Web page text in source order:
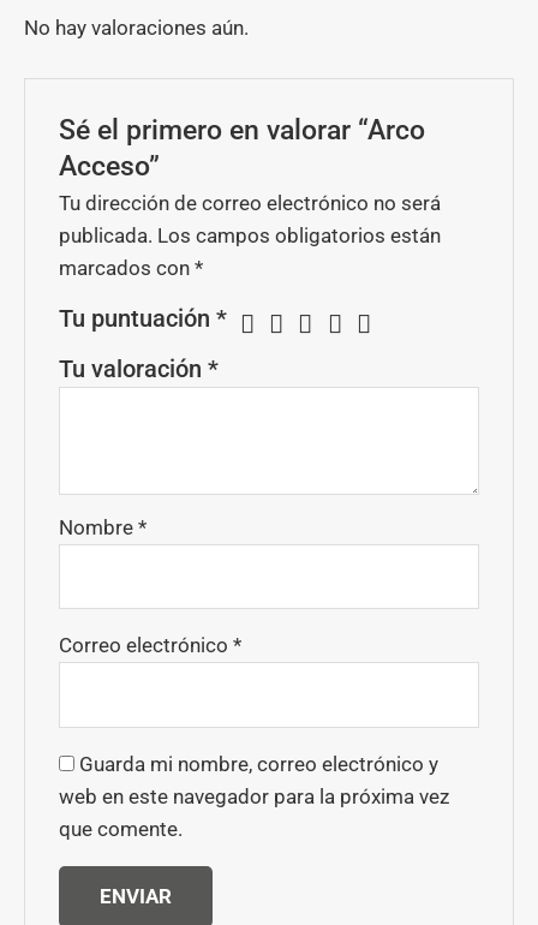
No hay valoraciones aún.
Sé el primero en valorar “Arco
Acceso”
Tu dirección de correo electrónico no será
publicada. Los campos obligatorios están
marcados con*
Tu puntuación*
Tu valoración*
Nombre*
Correo electrónico*
Guarda mi nombre, correo electrónico y
web en este navegador para la próxima vez
que comente.